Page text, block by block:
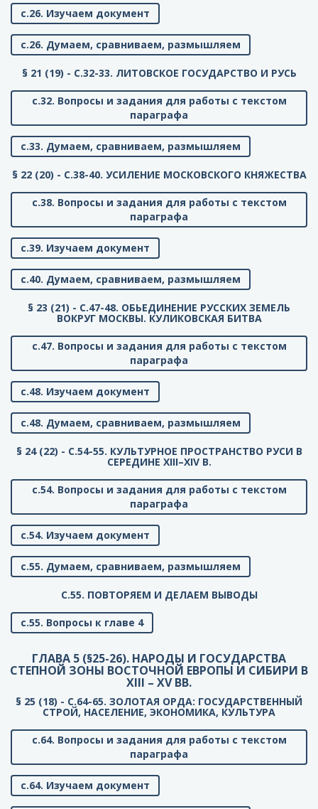
с.26. Изучаем документ
с.26. Думаем, сравниваем, размышляем
§ 21 (19) - C.32-33. ЛИТОВСКОЕ ГОСУДАРСТВО И РУСЬ
с.32. Вопросы и задания для работы с текстом
параграфа
с.33. Думаем, сравниваем, размышляем
§ 22 (20) - C.38-40. УСИЛЕНИЕ МОСКОВСКОГО КНЯЖЕСТВА
с.38. Вопросы и задания для работы с текстом
параграфа
с.39. Изучаем документ
с.40. Думаем, сравниваем, размышляем
§ 23 (21) - C.47-48. ОБЬЕДИНЕНИЕ РУССКИХ ЗЕМЕЛЬ
ВОКРУГ МОСКВЫ. КУЛИКОВСКАЯ БИТВА
с.47. Вопросы и задания для работы с текстом
параграфа
с.48. Изучаем документ
с.48. Думаем, сравниваем, размышляем
§ 24 (22) - C.54-55. КУЛЬТУРНОЕ ПРОСТРАНСТВО РУСИ В
СЕРЕДИНЕ XIII–XIV В.
с.54. Вопросы и задания для работы с текстом
параграфа
с.54. Изучаем документ
с.55. Думаем, сравниваем, размышляем
C.55. ПОВТОРЯЕМ И ДЕЛАЕМ ВЫВОДЫ
с.55. Вопросы к главе 4
ГЛАВА 5 (§25-26). НАРОДЫ И ГОСУДАРСТВА
СТЕПНОЙ ЗОНЫ ВОСТОЧНОЙ ЕВРОПЫ И СИБИРИ В
XIII – XV ВВ.
§ 25 (18) - C.64-65. ЗОЛОТАЯ ОРДА: ГОСУДАРСТВЕННЫЙ
СТРОЙ, НАСЕЛЕНИЕ, ЭКОНОМИКА, КУЛЬТУРА
с.64. Вопросы и задания для работы с текстом
параграфа
с.64. Изучаем документ